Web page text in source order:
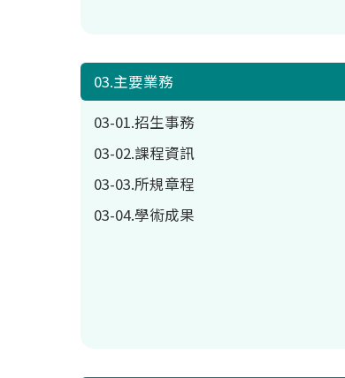
03.主要業務
03-01.招生事務
03-02.課程資訊
03-03.所規章程
03-04.學術成果